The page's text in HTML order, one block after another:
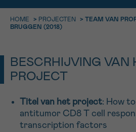
HOME > PROJECTEN > TEAM VAN
BRUGGEN (2018)
BESCRHIJVING VAN
PROJECT
Titel van het project: How
antitumor CD8 T cell
transcription factors
NAAM
VOORNAAM
Via ons
contactformulier
Meer weten over
TERUG
NAAM
Afspraak Vraag
9h-11h
13h-16h